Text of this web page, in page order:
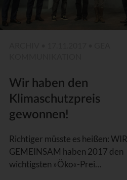
Wir haben den
Klimaschutzpreis
gewonnen!
Richtiger müsste es heißen: WIR
GEMEINSAM haben 2017 den
wichtigsten »Öko«-Prei…